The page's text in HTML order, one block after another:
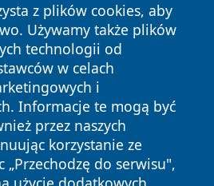
z plików cookies, aby
Używamy także plików
technologii od
w celach
i
Informacje te mogą być
przez naszych
korzystanie ze
do serwisu",
Wszystkie prawa zastrzeżone.
Polityka
Cookies